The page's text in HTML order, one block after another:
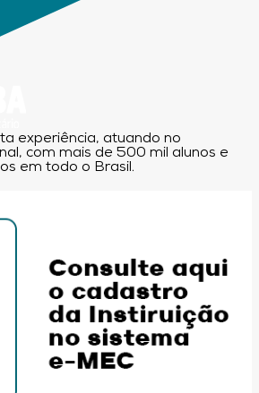
experiência, atuando no
com mais de 500 mil alunos e
em todo o Brasil.